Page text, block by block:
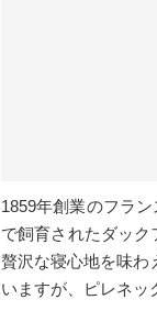
1859年創業のフラ
で飼育されたダッ
贅沢な寝心地を味わ
いますが、ピレネッ